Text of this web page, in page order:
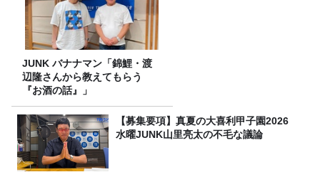
JUNK バナナマン「錦鯉・渡
辺隆さんから教えてもらう
『お酒の話』」
【募集要項】真夏の大喜利甲子園2026
水曜JUNK山里亮太の不毛な議論